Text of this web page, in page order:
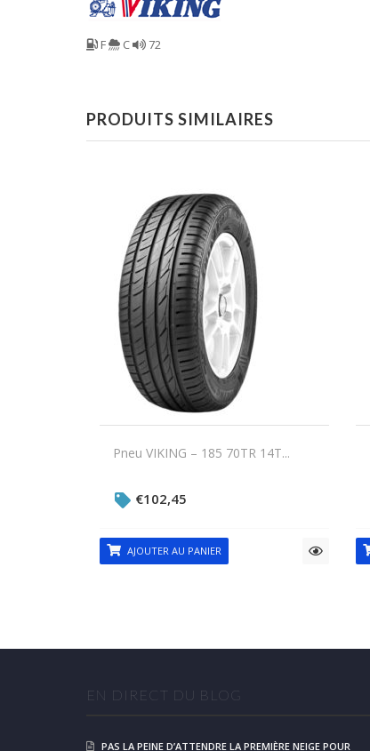
F C 72
PRODUITS SIMILAIRES
Pneu VIKING – 185 70TR 14T...
€102,45
AJOUTER AU PANIER
EN DIRECT DU BLOG
PAS LA PEINE D’ATTENDRE LA PREMIÈRE NEIGE POUR